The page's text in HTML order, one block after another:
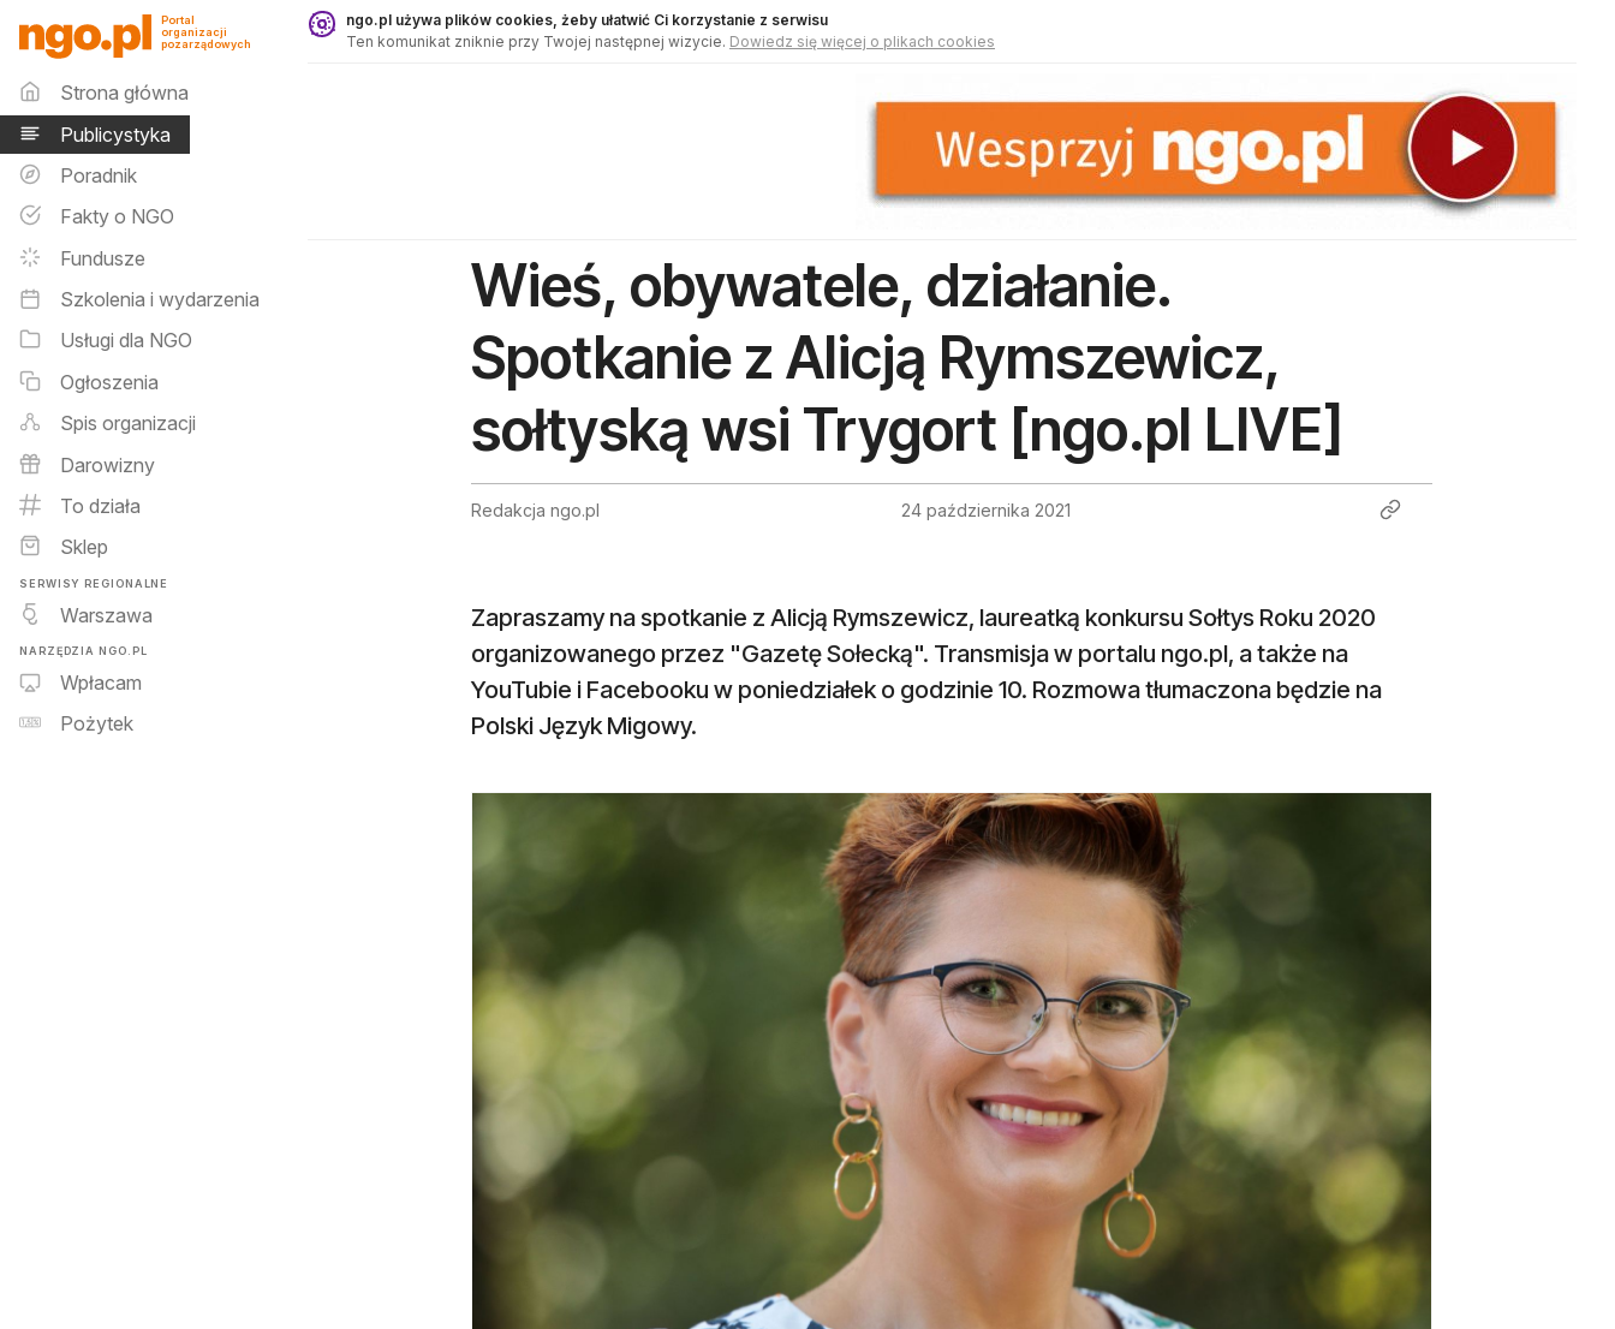
Publicystyka - ngo.pl
Portal
organizacji
pozarządowych
Menu główne
Strona główna
Publicystyka
Poradnik
Fakty o NGO
Fundusze
Szkolenia i wydarzenia
Usługi dla NGO
Ogłoszenia
Spis organizacji
Darowizny
To działa
Sklep
SERWISY REGIONALNE
Warszawa
NARZĘDZIA NGO.PL
Wpłacam
Pożytek
ngo.pl używa plików cookies, żeby ułatwić Ci korzystanie z serwisu
Ten komunikat zniknie przy Twojej następnej wizycie. Dowiedz się więcej o plikach cookies
Wieś, obywatele, działanie.
Spotkanie z Alicją Rymszewicz,
sołtyską wsi Trygort [ngo.pl LIVE]
Redakcja ngo.pl 24 października 2021
Zapraszamy na spotkanie z Alicją Rymszewicz, laureatką konkursu Sołtys Roku 2020
organizowanego przez "Gazetę Sołecką". Transmisja w portalu ngo.pl, a także na
YouTubie i Facebooku w poniedziałek o godzinie 10. Rozmowa tłumaczona będzie na
Polski Język Migowy.